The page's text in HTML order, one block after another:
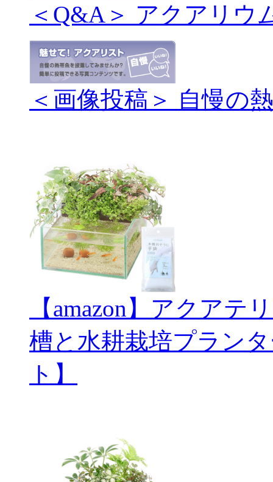
＜Q&A＞ アクアリウ
＜画像投稿＞ 自慢の
【amazon】アクアテ
槽と水耕栽培プラン
ト】